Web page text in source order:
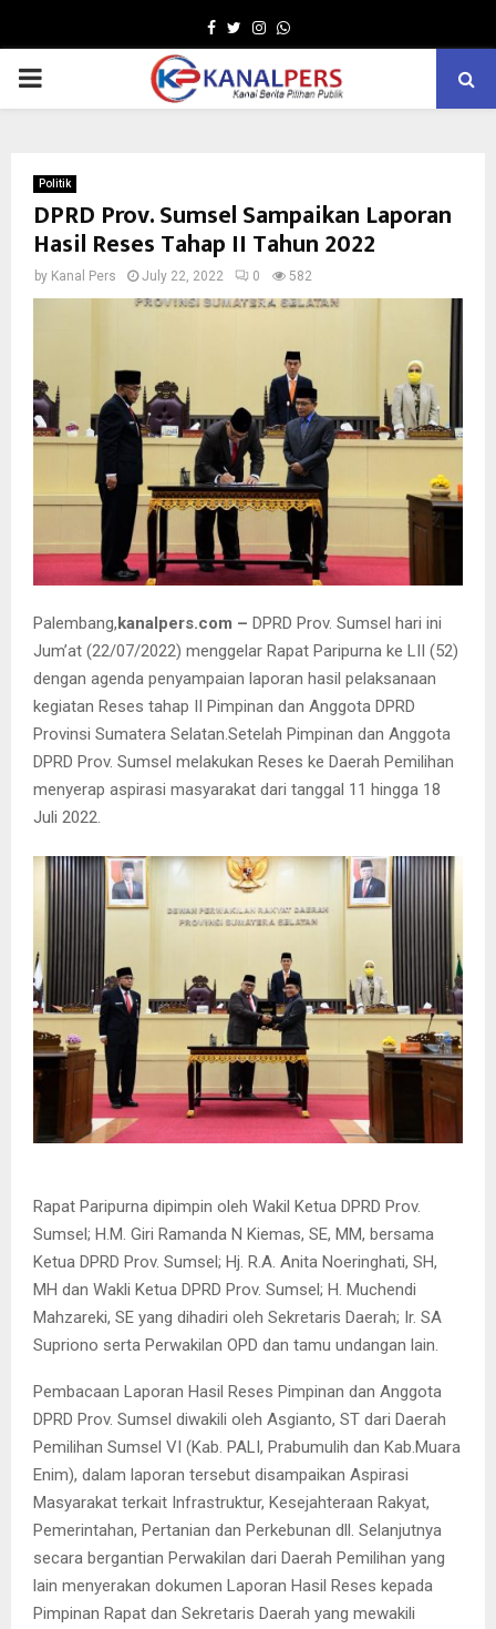
Facebook
TwitterInstagram
Whatsapp
PRIMARY
Politik
DPRD Prov. Sumsel Sampaikan Laporan
Hasil Reses Tahap II Tahun 2022
by Kanal Pers July 22, 2022 0 582
Palembang,kanalpers.com – DPRD Prov. Sumsel hari ini
Jum’at (22/07/2022) menggelar Rapat Paripurna ke LII (52)
dengan agenda penyampaian laporan hasil pelaksanaan
kegiatan Reses tahap II Pimpinan dan Anggota DPRD
Provinsi Sumatera Selatan.Setelah Pimpinan dan Anggota
DPRD Prov. Sumsel melakukan Reses ke Daerah Pemilihan
menyerap aspirasi masyarakat dari tanggal 11 hingga 18
Juli 2022.
Rapat Paripurna dipimpin oleh Wakil Ketua DPRD Prov.
Sumsel; H.M. Giri Ramanda N Kiemas, SE, MM, bersama
Ketua DPRD Prov. Sumsel; Hj. R.A. Anita Noeringhati, SH,
MH dan Wakli Ketua DPRD Prov. Sumsel; H. Muchendi
Mahzareki, SE yang dihadiri oleh Sekretaris Daerah; Ir. SA
Supriono serta Perwakilan OPD dan tamu undangan lain.
Pembacaan Laporan Hasil Reses Pimpinan dan Anggota
DPRD Prov. Sumsel diwakili oleh Asgianto, ST dari Daerah
Pemilihan Sumsel VI (Kab. PALI, Prabumulih dan Kab.Muara
Enim), dalam laporan tersebut disampaikan Aspirasi
Masyarakat terkait Infrastruktur, Kesejahteraan Rakyat,
Pemerintahan, Pertanian dan Perkebunan dll. Selanjutnya
secara bergantian Perwakilan dari Daerah Pemilihan yang
lain menyerakan dokumen Laporan Hasil Reses kepada
Pimpinan Rapat dan Sekretaris Daerah yang mewakili